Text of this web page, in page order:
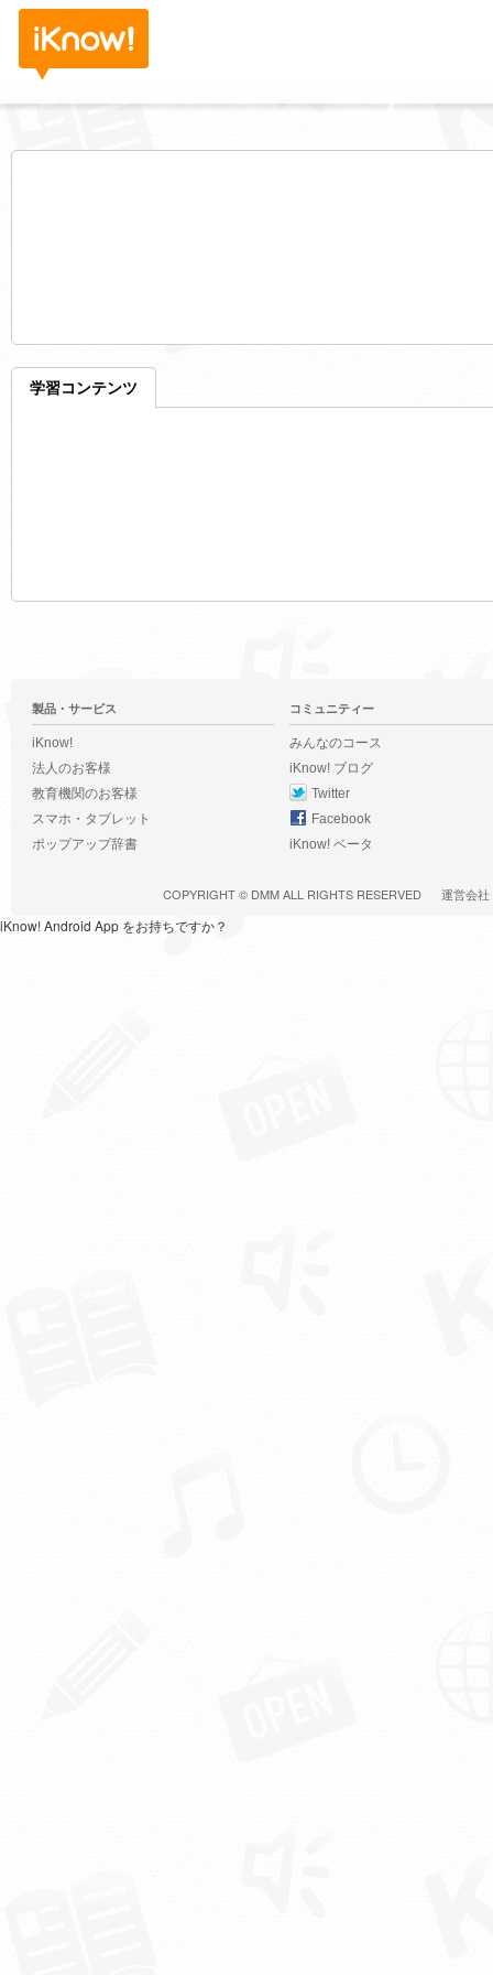
学習コンテンツ
製品・サービス
iKnow!
法人のお客様
教育機関のお客様
スマホ・タブレット
ポップアップ辞書
コミュニティー
みんなのコース
iKnow! ブログ
Twitter
Facebook
iKnow! ベータ
COPYRIGHT © DMMALL RIGHTS RESERVED 運営会社
iKnow! Android App をお持ちですか？